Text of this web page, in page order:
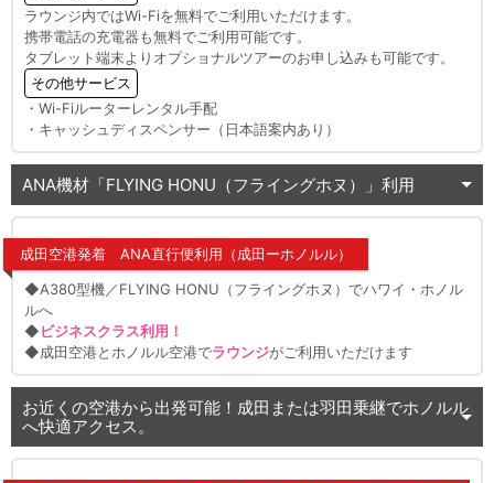
ラウンジ内ではWi-Fiを無料でご利用いただけます。
携帯電話の充電器も無料でご利用可能です。
タブレット端末よりオプショナルツアーのお申し込みも可能です。
その他サービス
・Wi-Fiルーターレンタル手配
・キャッシュディスペンサー（日本語案内あり）
ANA機材「FLYING HONU（フライングホヌ）」利用
成田空港発着 ANA直行便利用（成田ーホノルル）
◆A380型機／FLYING HONU（フライングホヌ）でハワイ・ホノル
ルへ
◆ビジネスクラス利用！
◆成田空港とホノルル空港でラウンジがご利用いただけます
お近くの空港から出発可能！成田または羽田乗継でホノルル
へ快適アクセス。